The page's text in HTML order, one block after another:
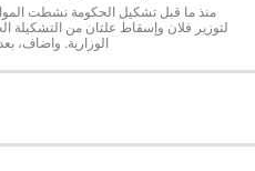
منذ ما قبل تشكيل الحكومة نشطت
لتوزير فلان وإسقاط علتان من
الوزارية. واضاف،